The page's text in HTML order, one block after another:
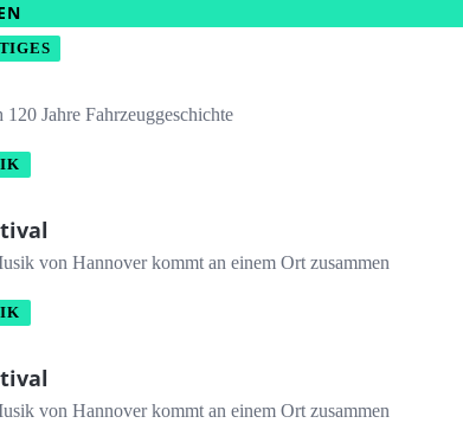
Jahre Fahrzeuggeschichte
von Hannover kommt an einem Ort zusammen
von Hannover kommt an einem Ort zusammen